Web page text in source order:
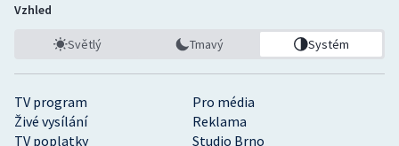
TV program
Pro média
Živé vysílání
Reklama
TV poplatky
Studio Brno
Vzhled
Světlý Tmavý Systém